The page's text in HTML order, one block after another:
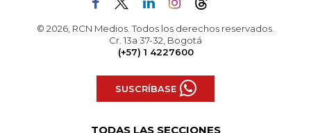
© 2026, RCN Medios. Todos los derechos reservados.
Cr. 13a 37-32, Bogotá
(+57) 1 4227600
SUSCRÍBASE
TODAS LAS SECCIONES